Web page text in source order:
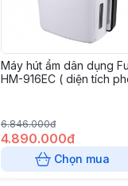
Máy hút ẩm dân dụng
HM-916EC ( diện tích
6.846.000đ
4.890.000đ
Chọn mua